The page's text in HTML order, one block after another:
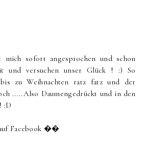
sofort angesprochen und schon
und versuchen unser Glück ! :) So
zu Weihnachten ratz fatz und der
.....Also Daumengedrückt und in den
:D
Facebook ��